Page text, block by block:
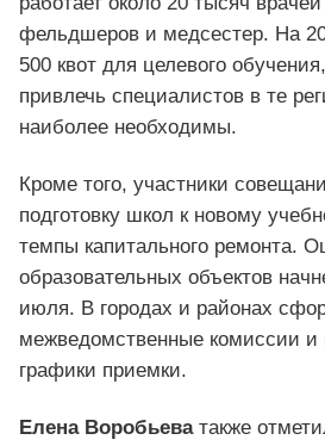
фельдшеров и медсестер. На
500 квот для целевого
привлечь специалистов в те
наиболее необходимы.
Кроме того, участники
подготовку школ к новому
темпы капитального ремонта.
образовательных объектов
июля. В городах и районах
межведомственные комиссии и
графики приемки.
Елена Воробьеватакже